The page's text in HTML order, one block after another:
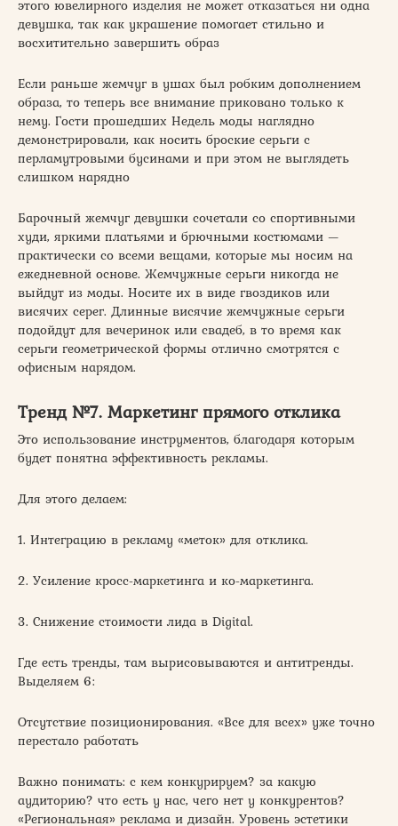
этого ювелирного изделия не может отказаться ни одна
девушка, так как украшение помогает стильно и
восхитительно завершить образ
Если раньше жемчуг в ушах был робким дополнением
образа, то теперь все внимание приковано только к
нему. Гости прошедших Недель моды наглядно
демонстрировали, как носить броские серьги с
перламутровыми бусинами и при этом не выглядеть
слишком нарядно
Барочный жемчуг девушки сочетали со спортивными
худи, яркими платьями и брючными костюмами —
практически со всеми вещами, которые мы носим на
ежедневной основе. Жемчужные серьги никогда не
выйдут из моды. Носите их в виде гвоздиков или
висячих серег. Длинные висячие жемчужные серьги
подойдут для вечеринок или свадеб, в то время как
серьги геометрической формы отлично смотрятся с
офисным нарядом.
Тренд №7. Маркетинг прямого отклика
Это использование инструментов, благодаря которым
будет понятна эффективность рекламы.
Для этого делаем:
1. Интеграцию в рекламу «меток» для отклика.
2. Усиление кросс-маркетинга и ко-маркетинга.
3. Снижение стоимости лида в Digital.
Где есть тренды, там вырисовываются и антитренды.
Выделяем 6:
Отсутствие позиционирования. «Все для всех» уже точно
перестало работать
Важно понимать: с кем конкурируем? за какую
аудиторию? что есть у нас, чего нет у конкурентов?
«Региональная» реклама и дизайн. Уровень эстетики